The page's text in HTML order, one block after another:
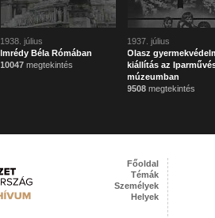
1938. július
Imrédy Béla Rómában
10047 megtekintés
1937. július
Olasz
kiállítás az
múzeumban
9508 megtekintés
Főoldal
Témák
Személyek
Helyek